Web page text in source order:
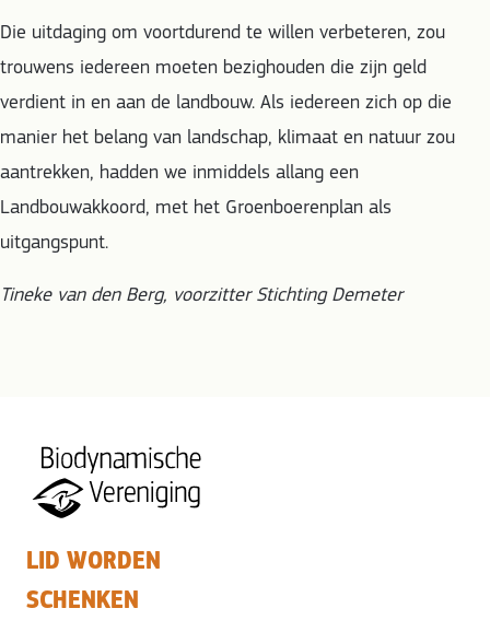
Die uitdaging om voortdurend te willen verbeteren, zou
trouwens iedereen moeten bezighouden die zijn geld
verdient in en aan de landbouw. Als iedereen zich op die
manier het belang van landschap, klimaat en natuur zou
aantrekken, hadden we inmiddels allang een
Landbouwakkoord, met het Groenboerenplan als
uitgangspunt.
Tineke van den Berg, voorzitter Stichting Demeter
LID WORDEN
SCHENKEN